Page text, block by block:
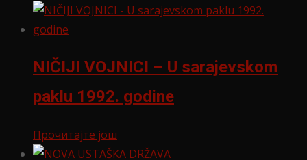
NIČIJI VOJNICI – U sarajevskom
paklu 1992. godine
Прочитајте још